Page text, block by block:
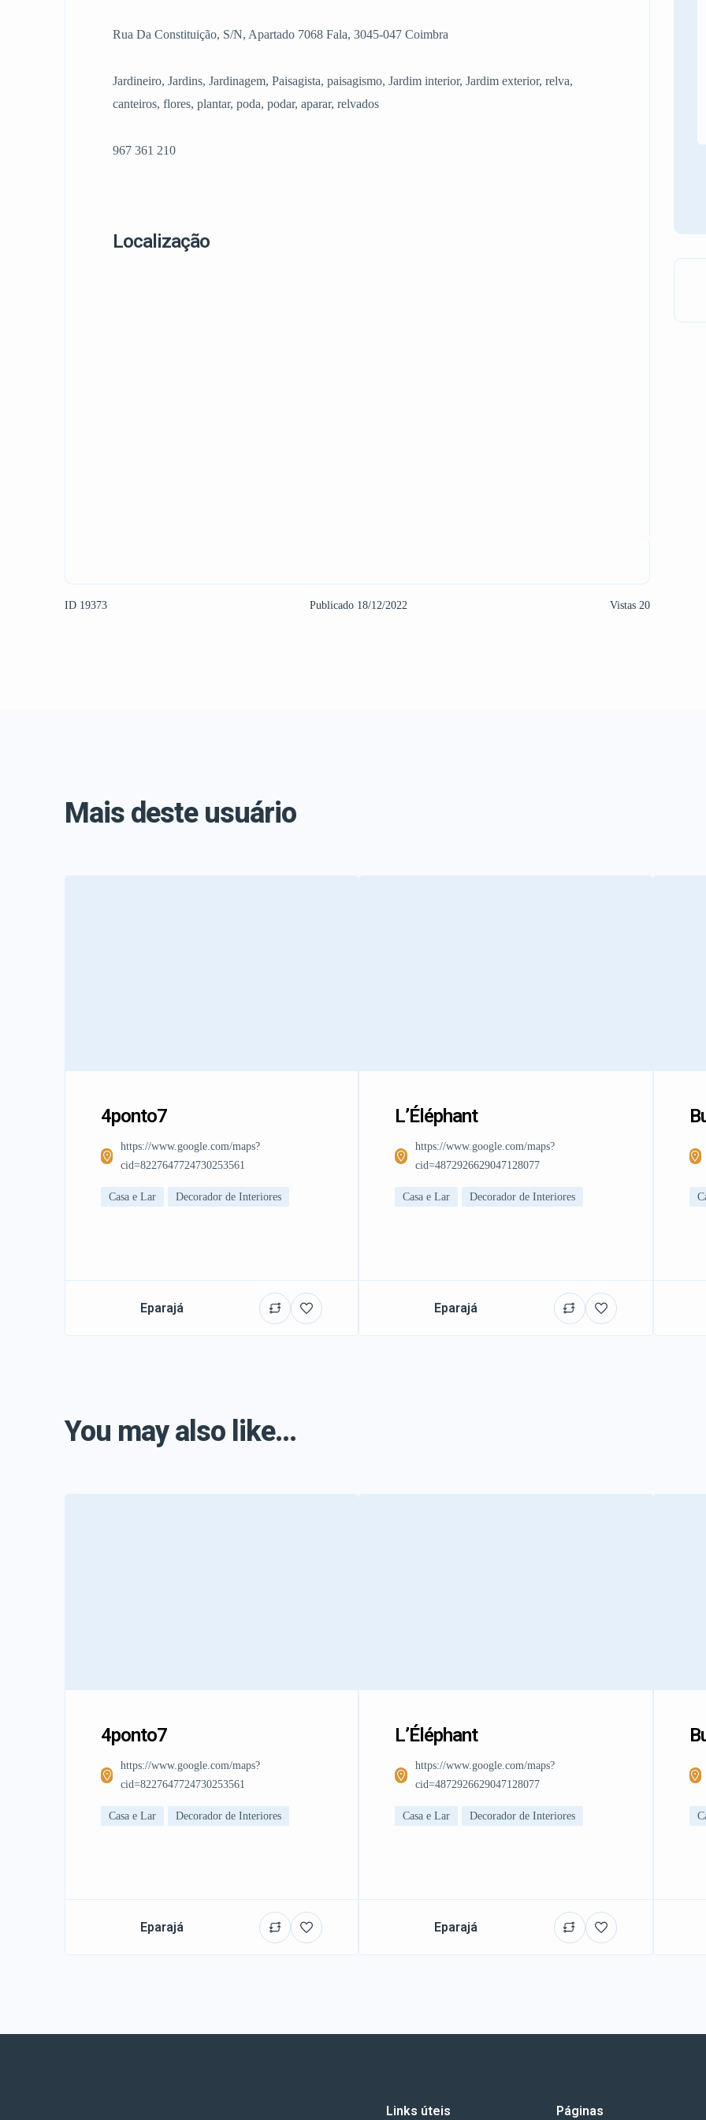
Rua Da Constituição, S/N, Apartado 7068 Fala, 3045-047 Coimbra
Jardineiro, Jardins, Jardinagem, Paisagista, paisagismo, Jardim interior, Jardim exterior, relva,
canteiros, flores, plantar, poda, podar, aparar, relvados
967 361 210
Localização
ID 19373 Publicado 18/12/2022 Vistas 20
Mais deste usuário
4ponto7
https://www.google.com/maps?
cid=8227647724730253561
Casa e Lar Decorador de Interiores
Eparajá
L’Éléphant
https://www.google.com/maps?
cid=4872926629047128077
Casa e Lar Decorador de Interiores
Eparajá
You may also like...
4ponto7
https://www.google.com/maps?
cid=8227647724730253561
Casa e Lar Decorador de Interiores
Eparajá
L’Éléphant
https://www.google.com/maps?
cid=4872926629047128077
Casa e Lar Decorador de Interiores
Eparajá
Links úteis Páginas